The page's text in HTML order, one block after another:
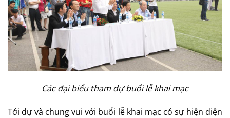
Các đại biểu tham dự buổi lễ khai mạc
Tới dự và chung vui với buổi lễ khai mạc có sự hiện diện